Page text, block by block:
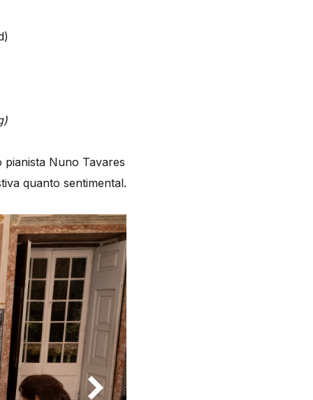
Nuno Tavares
quanto sentimental.